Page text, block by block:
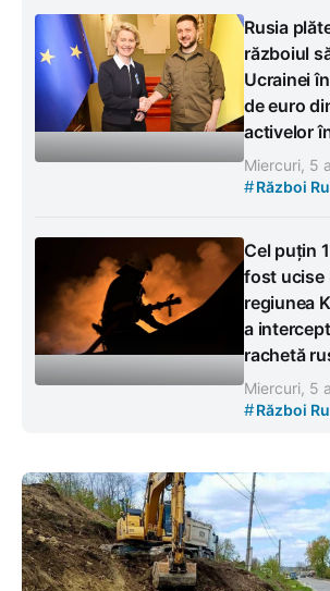
Rusia
războiul
Ucrainei
de euro
activelor
Miercuri, 5
#Război
Cel puțin
fost ucise
regiunea
a
rachetă
Miercuri, 5
#Război